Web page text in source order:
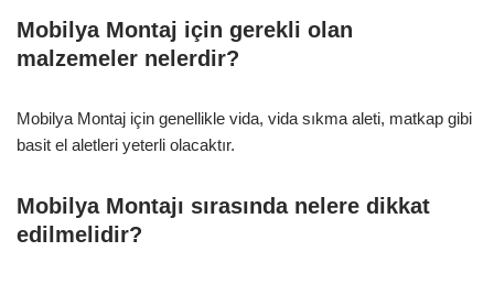
Mobilya Montaj için gerekli olan
malzemeler nelerdir?
Mobilya Montaj için genellikle vida, vida sıkma aleti, matkap gibi
basit el aletleri yeterli olacaktır.
Mobilya Montajı sırasında nelere dikkat
edilmelidir?